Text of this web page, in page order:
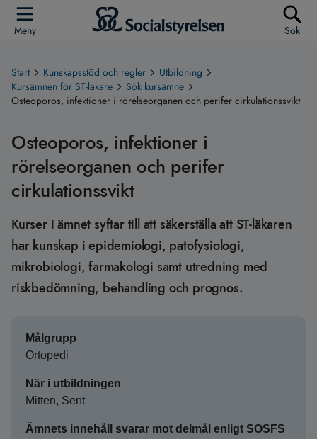
Meny Sök
Start Kunskapsstöd och regler
Utbildning
Kursämnen för ST-läkare
Sök kursämne
Osteoporos, infektioner i rörelseorganen och perifer cirkulationssvikt
Osteoporos, infektioner i
rörelseorganen och perifer
cirkulationssvikt
Kurser i ämnet syftar till att säkerställa att ST-läkaren
har kunskap i epidemiologi, patofysiologi,
mikrobiologi, farmakologi samt utredning med
riskbedömning, behandling och prognos.
Målgrupp
Ortopedi
När i utbildningen
Mitten, Sent
Ämnets innehåll svarar mot delmål enligt SOSFS